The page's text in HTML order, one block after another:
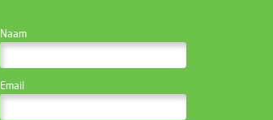
WEBSITE BEHEERDER
Naam
Email